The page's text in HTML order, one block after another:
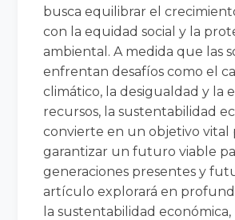
busca equilibrar el
con la equidad social y la
ambiental. A medida que las
enfrentan desafíos como el
climático, la desigualdad y la
recursos, la sustentabilidad
convierte en un objetivo vital
garantizar un futuro viable
generaciones presentes y
artículo explorará en
la sustentabilidad